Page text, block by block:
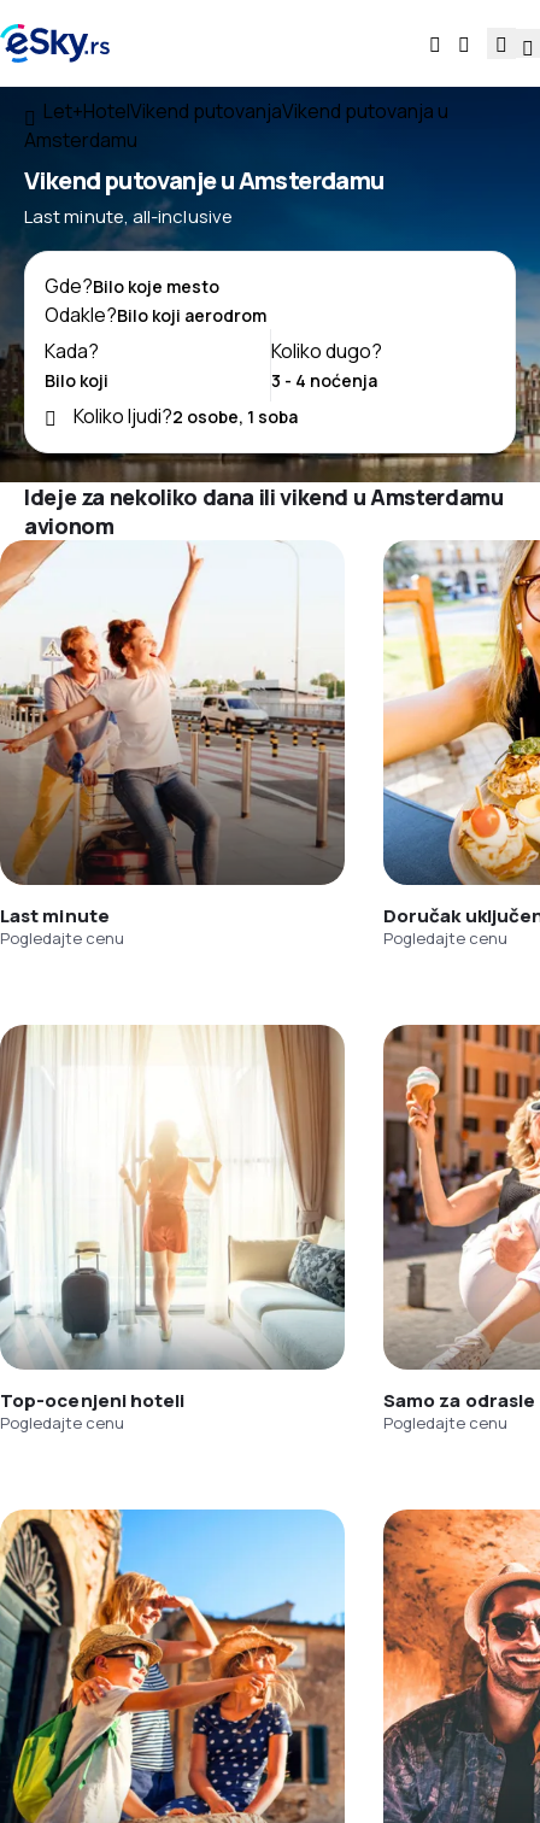
Let+HotelVikend putovanjaVikend putovanja u
Amsterdamu
Vikend putovanje u Amsterdamu
Last minute, all-inclusive
Gde?
Odakle?
Kada?
Koliko dugo?
Koliko ljudi?
Ideje za nekoliko dana ili vikend u Amsterdamu
avionom
Last minute
Pogledajte cenu
Doručak
Pogledajte cenu
Top-ocenjeni hoteli
Pogledajte cenu
Samo za odrasle
Pogledajte cenu